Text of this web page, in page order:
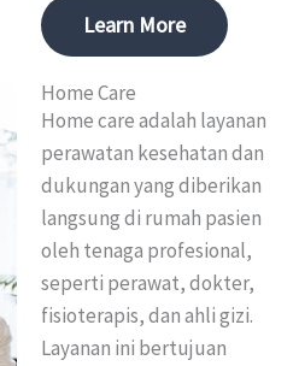
Learn More
Home Care
Home care adalah layanan
perawatan kesehatan dan
dukungan yang diberikan
langsung di rumah pasien
oleh tenaga profesional,
seperti perawat, dokter,
fisioterapis, dan ahli gizi.
Layanan ini bertujuan